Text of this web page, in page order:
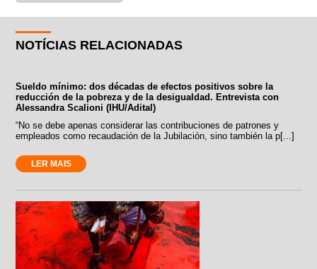
NOTÍCIAS RELACIONADAS
Sueldo mínimo: dos décadas de efectos positivos sobre la
reducción de la pobreza y de la desigualdad. Entrevista con
Alessandra Scalioni (IHU/Adital)
“No se debe apenas considerar las contribuciones de patrones y
empleados como recaudación de la Jubilación, sino también la p[...]
LER MAIS